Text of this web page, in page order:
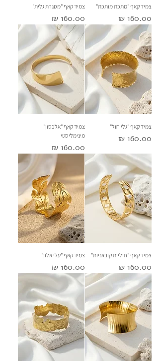
צמיד קאף "מתכת מותכת"
מחיר
צמיד קאף "מסגרת גלית"
מחיר
צמיד קאף "גלי חול"
מחיר
צמיד קאף "אלכסון"
מינימליסטי
מחיר
צמיד קאף "חוליות קובאניות"
מחיר
צמיד קאף "עלי אלון"
מחיר